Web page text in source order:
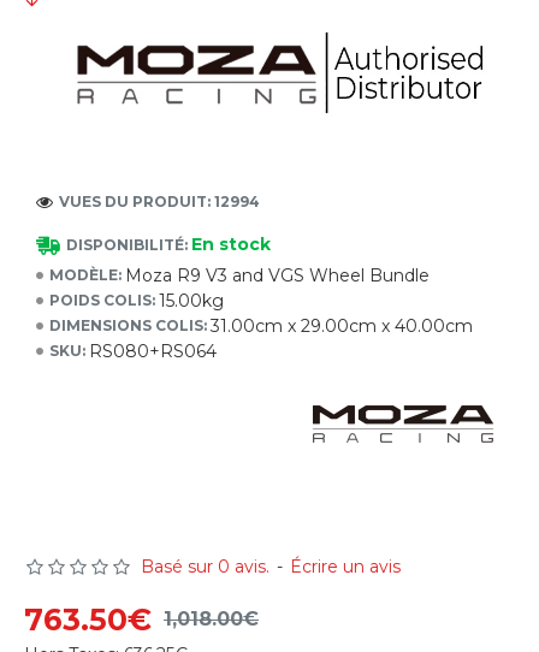
DISPONIBILITÉ: En stock
MODÈLE: Moza R9 V3 and VGS Wheel Bundle
POIDS COLIS: 15.00kg
DIMENSIONS COLIS: 31.00cm x 29.00cm x 40.00cm
SKU: RS080+RS064
VUES DU PRODUIT: 12994
Basé sur 0 avis. - Écrire un avis
763.50€ 1,018.00€